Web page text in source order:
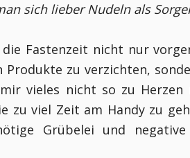
sich lieber Nudeln als
Fastenzeit nicht nur
zu verzichten,
vieles nicht so zu Herzen
zu viel Zeit am Handy zu
Grübelei und